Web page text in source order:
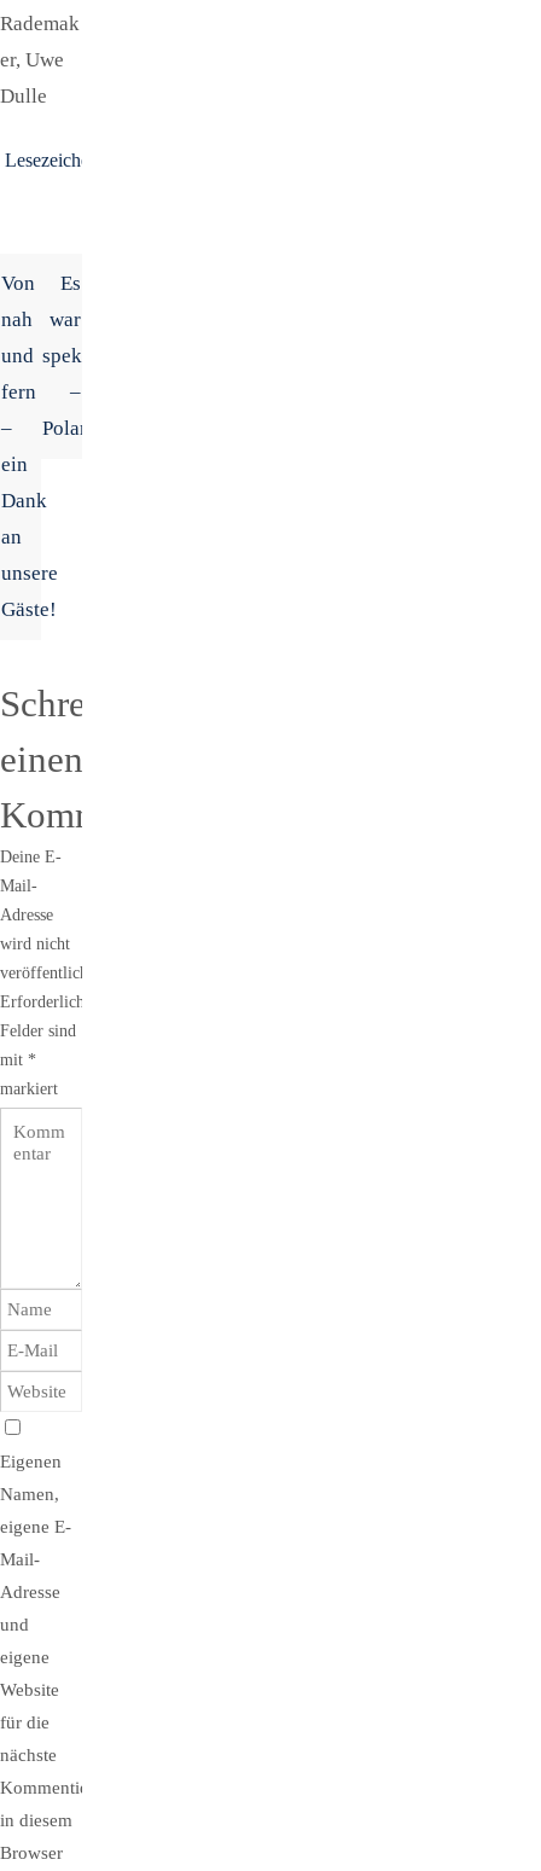
Rademak
er, Uwe
Dulle
Lesezeichen
Von
nah
und
fern
–
ein
Dank
an
unsere
Gäste!
Es
war
spektakulär
–
Polarlichter
Schreibe
einen
Kommentar
Deine E-
Mail-
Adresse
wird nicht
veröffentlicht.
Erforderliche
Felder sind
mit *
markiert
Eigenen
Namen,
eigene E-
Mail-
Adresse
und
eigene
Website
für die
nächste
Kommentierung
in diesem
Browser